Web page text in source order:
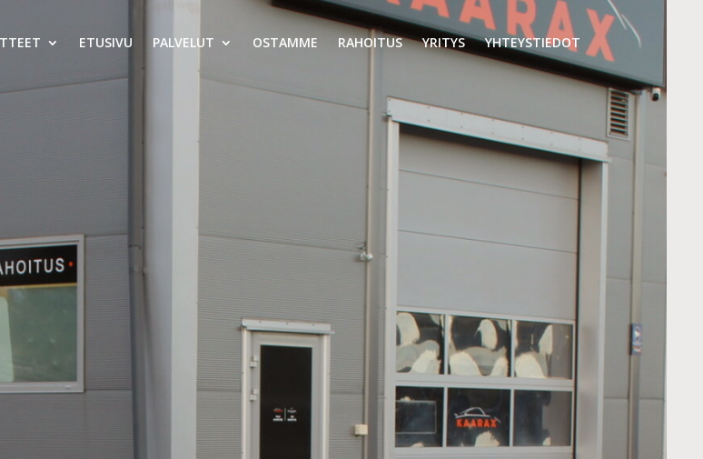
ETUSIVU PALVELUT OSTAMME RAHOITUS YRITYS YHTEYSTIEDOT